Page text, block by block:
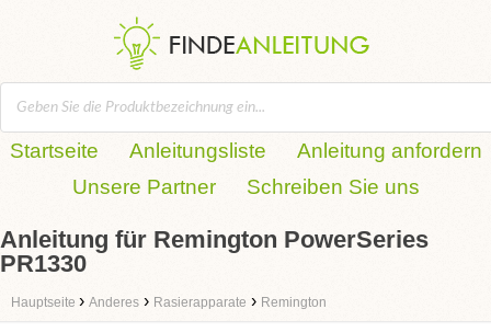
Startseite Anleitungsliste
Anleitung anfordern
Unsere Partner
Schreiben Sie uns
Anleitung für Remington PowerSeries
PR1330
Hauptseite › Anderes › Rasierapparate › Remington